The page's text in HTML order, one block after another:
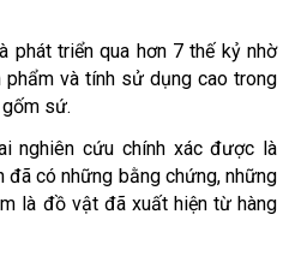
phát triển qua hơn 7 thế kỷ nhờ
và tính sử dụng cao trong
sứ.
nghiên cứu chính xác được là
đã có những bằng chứng, những
là đồ vật đã xuất hiện từ hàng